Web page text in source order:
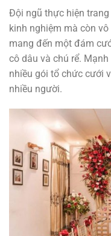
Đội ngũ thực hiện
kinh nghiệm mà còn
mang đến một đám
cô dâu và chú rể.
nhiều gói tổ chức cưới
nhiều người.